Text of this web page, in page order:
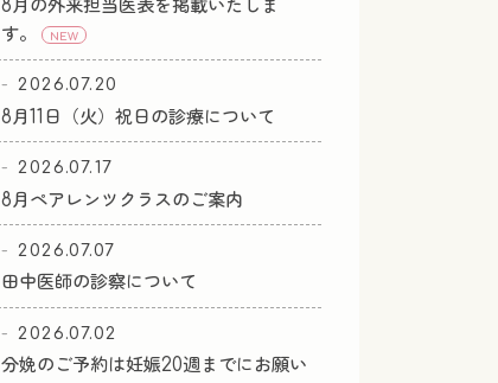
8月の外来担当医表を掲載いたしま
す。
NEW
2026.07.20
8月11日（火）祝日の診療について
2026.07.17
8月ペアレンツクラスのご案内
2026.07.07
田中医師の診察について
2026.07.02
分娩のご予約は妊娠20週までにお願い